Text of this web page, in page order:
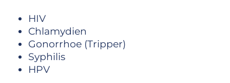
HIV
Chlamydien
Gonorrhoe (Tripper)
Syphilis
HPV